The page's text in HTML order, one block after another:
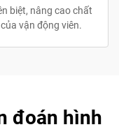
biệt, nâng cao chất
vận động viên.
đoán hình